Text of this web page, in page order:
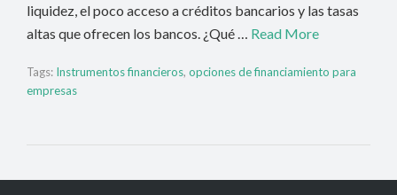
liquidez, el poco acceso a créditos bancarios y las tasas
altas que ofrecen los bancos. ¿Qué … Read More
Tags: Instrumentos financieros, opciones de financiamiento para
empresas